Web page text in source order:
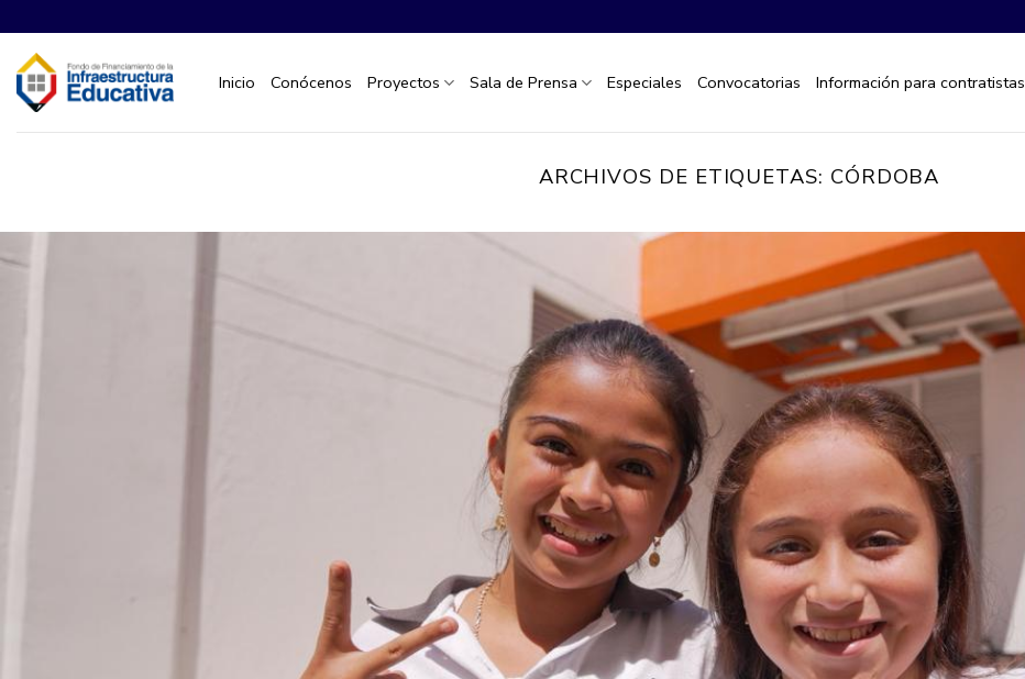
al
contenido
Inicio Conócenos Proyectos Sala de Prensa Especiales Convocatorias Información para contratistas
ARCHIVOS DE ETIQUETAS: CÓRDOBA